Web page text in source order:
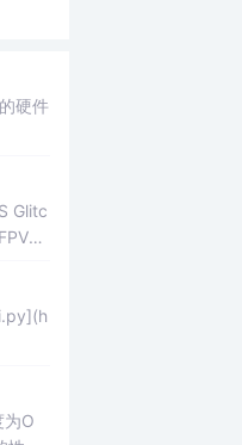
硬件
Glitc
）
为O